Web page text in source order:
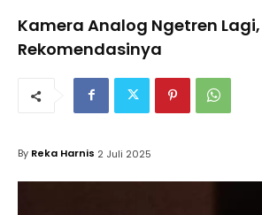
Kamera Analog Ngetren Lagi,
Rekomendasinya
By Reka Harnis 2 Juli 2025